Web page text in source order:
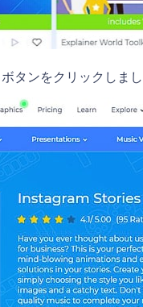
タンをクリックしま